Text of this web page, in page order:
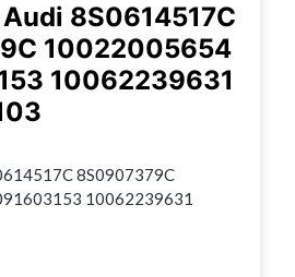
8S0614517C
10022005654
10062239631
8S0907379C
10062239631